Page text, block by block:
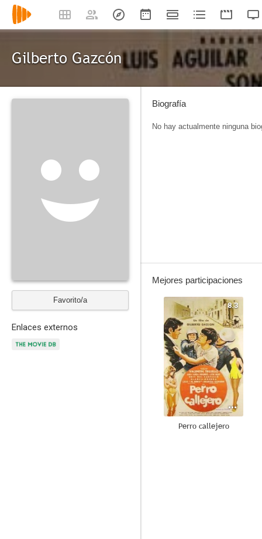
Gilberto Gazcón
Favorito/a
Enlaces externos
Biografía
No hay actualmente ninguna
Mejores participaciones
8.3
Perro callejero